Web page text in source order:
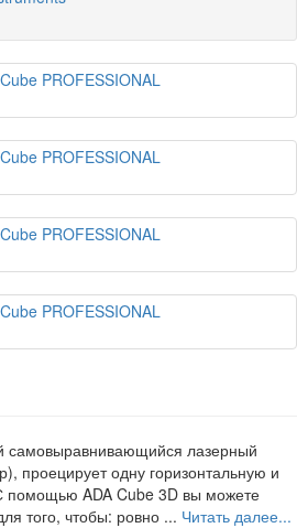
самовыравнивающийся лазерный
проецирует одну горизонтальную и
помощью ADA Cube 3D вы можете
того, чтобы: ровно ... Читать далее...